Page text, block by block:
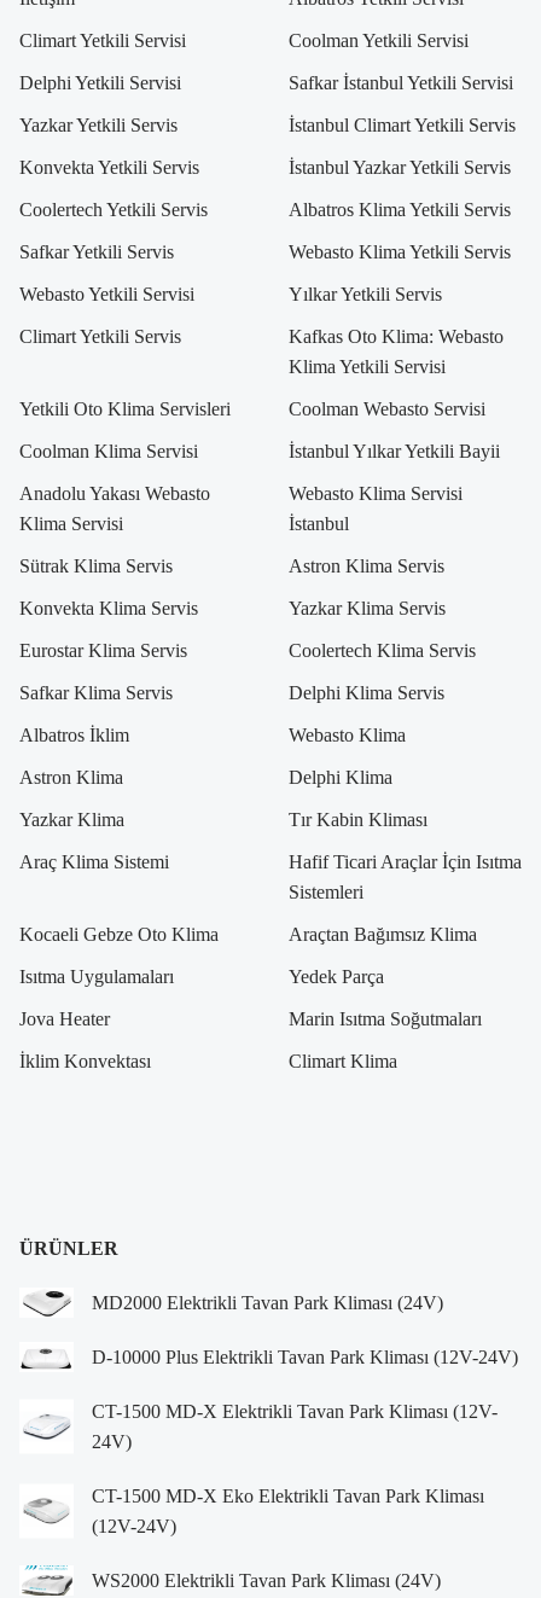
Climart Yetkili Servisi Coolman Yetkili Servisi
Delphi Yetkili Servisi Safkar İstanbul Yetkili Servisi
Yazkar Yetkili Servis İstanbul Climart Yetkili Servis
Konvekta Yetkili Servis İstanbul Yazkar Yetkili Servis
Coolertech Yetkili Servis Albatros Klima Yetkili Servis
Safkar Yetkili Servis Webasto Klima Yetkili Servis
Webasto Yetkili Servisi Yılkar Yetkili Servis
Climart Yetkili Servis
Kafkas Oto Klima: Webasto
Klima Yetkili Servisi
Yetkili Oto Klima Servisleri Coolman Webasto Servisi
Coolman Klima Servisi İstanbul Yılkar Yetkili Bayii
Anadolu Yakası Webasto
Klima Servisi
Webasto Klima Servisi
İstanbul
Sütrak Klima Servis Astron Klima Servis
Konvekta Klima Servis Yazkar Klima Servis
Eurostar Klima Servis Coolertech Klima Servis
Safkar Klima Servis Delphi Klima Servis
Albatros İklim Webasto Klima
Astron Klima Delphi Klima
Yazkar Klima Tır Kabin Kliması
Araç Klima Sistemi
Hafif Ticari Araçlar İçin Isıtma
Sistemleri
Kocaeli Gebze Oto Klima Araçtan Bağımsız Klima
Isıtma Uygulamaları Yedek Parça
Jova Heater Marin Isıtma Soğutmaları
İklim Konvektası Climart Klima
ÜRÜNLER
MD2000 Elektrikli Tavan Park Kliması (24V)
D-10000 Plus Elektrikli Tavan Park Kliması (12V-24V)
CT-1500 MD-X Elektrikli Tavan Park Kliması (12V-
24V)
CT-1500 MD-X Eko Elektrikli Tavan Park Kliması
(12V-24V)
WS2000 Elektrikli Tavan Park Kliması (24V)